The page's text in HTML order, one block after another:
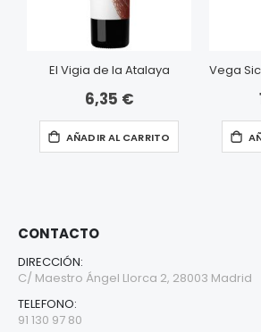
El Vigia de la Atalaya
6,35 €
AÑADIR AL CARRITO
CONTACTO
DIRECCIÓN:
C/ Maestro Ángel Llorca 2, 28003 Madrid
TELEFONO:
91 130 97 80